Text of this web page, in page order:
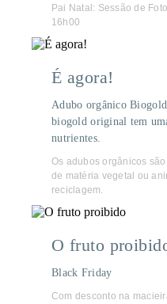
Pai Natal: Sessão de
16h00
É agora!
Adubo orgânico
biogold original tem
nutrientes.
Os adubos orgânicos
de matéria vegetal ou
reciclagem.
O fruto
Black Friday
Com desconto na